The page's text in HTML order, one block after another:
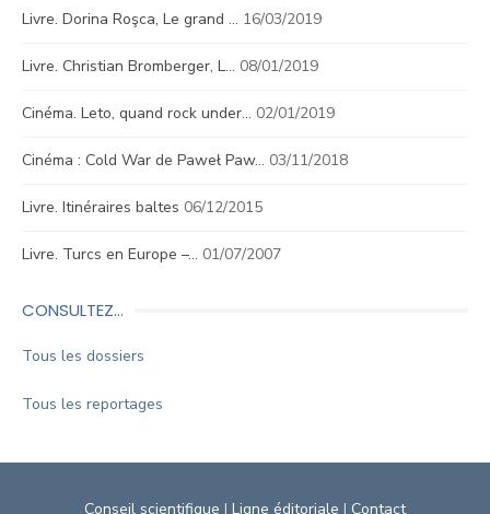
Livre. Dorina Roşca, Le grand … 16/03/2019
Livre. Christian Bromberger, L… 08/01/2019
Cinéma. Leto, quand rock under… 02/01/2019
Cinéma : Cold War de Paweł Paw… 03/11/2018
Livre. Itinéraires baltes 06/12/2015
Livre. Turcs en Europe –… 01/07/2007
CONSULTEZ…
Tous les dossiers
Tous les reportages
Conseil scientifique | Ligne éditoriale | Contact